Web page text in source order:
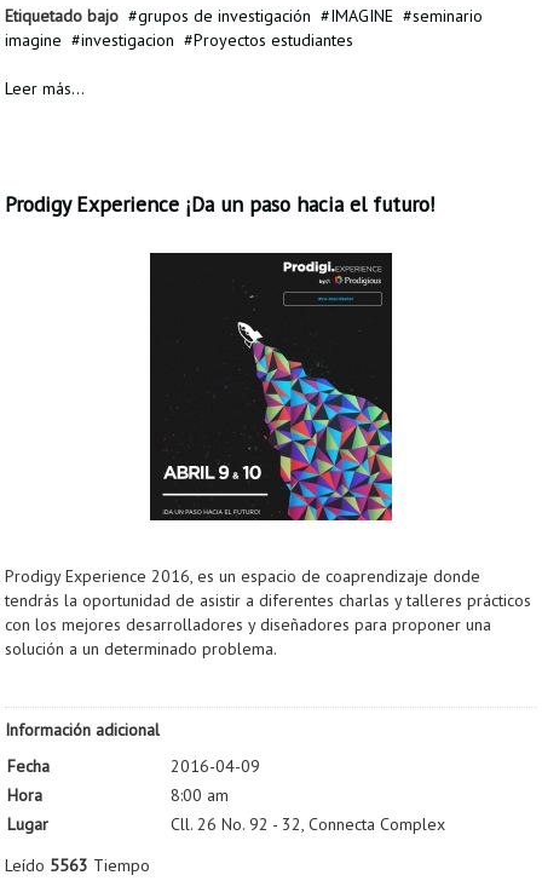
Etiquetado bajo
grupos de investigación IMAGINE
seminario
imagine
investigacion Proyectos estudiantes
Leer más...
Prodigy Experience ¡Da un paso hacia el futuro!
Prodigy Experience 2016, es un espacio de coaprendizaje donde
tendrás la oportunidad de asistir a diferentes charlas y talleres prácticos
con los mejores desarrolladores y diseñadores para proponer una
solución a un determinado problema.
Información adicional
Fecha
2016-04-09
Hora
8:00 am
Lugar
Cll. 26 No. 92 - 32, Connecta Complex
Leído 5563 Tiempo